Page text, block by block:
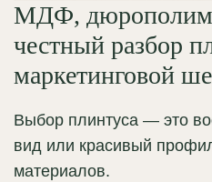
МДФ,
честный разбор
маркетинговой
Выбор плинтуса — это
вид или красивый
материалов.